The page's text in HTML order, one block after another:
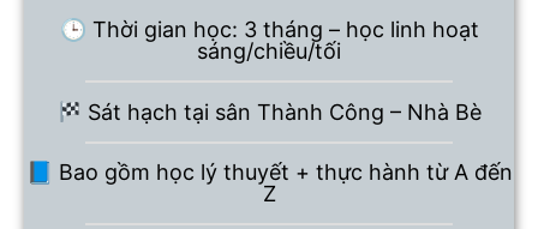
🕒 Thời gian học: 3 tháng – học linh hoạt
sáng/chiều/tối
Sát hạch tại sân Thành Công – Nhà Bè
📘 Bao gồm học lý thuyết + thực hành từ A đến
Z